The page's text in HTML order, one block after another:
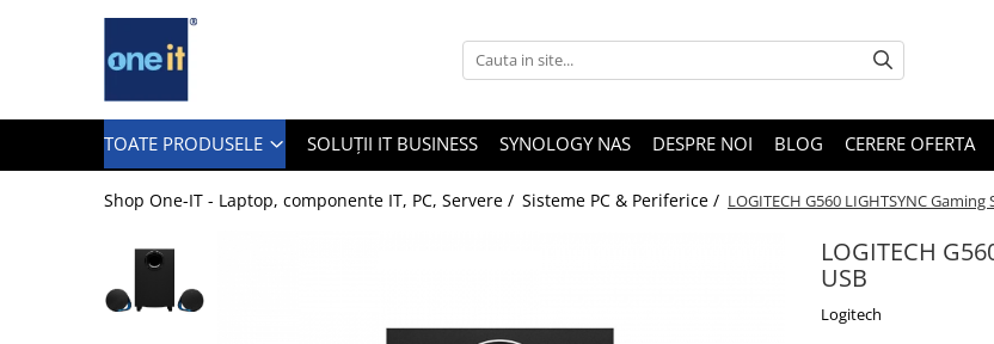
Toate Produsele
Accesorii Laptop
TOATE PRODUSELE SOLUȚII IT BUSINESS SYNOLOGY NAS DESPRE NOI BLOG CERERE OFERTA
Shop One-IT - Laptop, componente IT, PC, Servere / Sisteme PC & Periferice / LOGITECH G560 LIGHTSYNC Gaming
LOGITECH
USB
Logitech